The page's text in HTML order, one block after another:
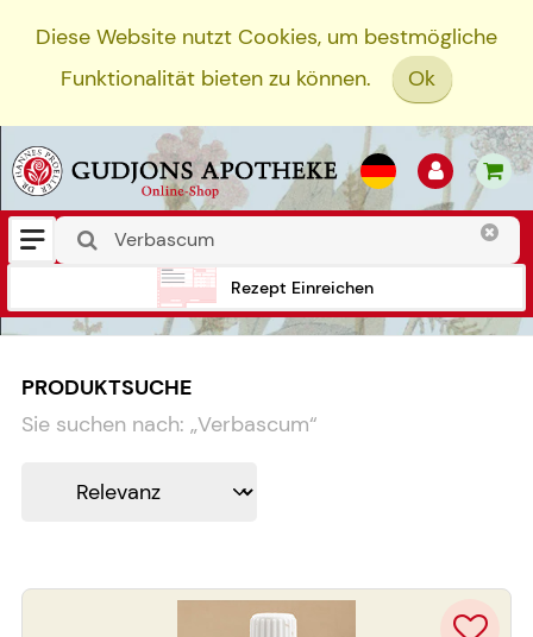
Diese Website nutzt Cookies, um bestmögliche
Funktionalität bieten zu können.
Ok
Rezept Einreichen
PRODUKTSUCHE
Sie suchen nach: „Verbascum“